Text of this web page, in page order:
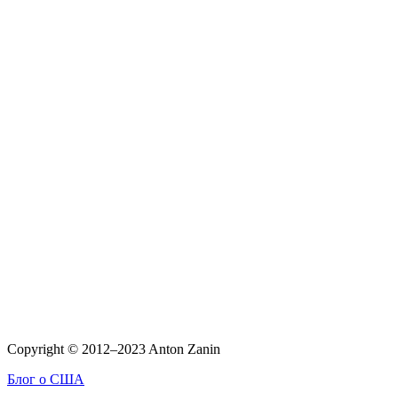
Copyright © 2012–2023 Anton Zanin
Блог о США